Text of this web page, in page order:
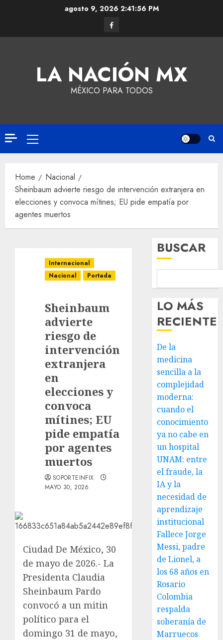
agosto 9, 20262:41:57 PM
LA NACIÓN MX
MÉXICO PARA TODOS
Home
Nacional
Sheinbaum advierte riesgo de intervención extranjera en
elecciones y convoca mítines; EU pide empatía por
agentes muertos
Internacional
Nacional
Portada
Sheinbaum
advierte
riesgo de
intervención
extranjera
en
elecciones y
convoca
mítines; EU
pide empatía
por agentes
muertos
SOPORTEINFIX
MAYO 30, 2026
Ciudad De México, 30
de mayo de 2026.- La
Presidenta Claudia
Sheinbaum Pardo
convocó a un mitin
político para el
domingo 31 de mayo,
BUSCAR
LO MÁS
RECIENTE
De la
medicina
sencilla a la
complejidad
moderna:
cuando el
conocimiento
ya no cabe en
un hospital
UNAM: entre
el fraude, la
IA y la
necesidad de
aprendizaje
institucional
Fallece Jorge
Messi, padre
de Lionel, a
los 68 años en
Rosario
Colombia
respalda
soberanía de
Marruecos